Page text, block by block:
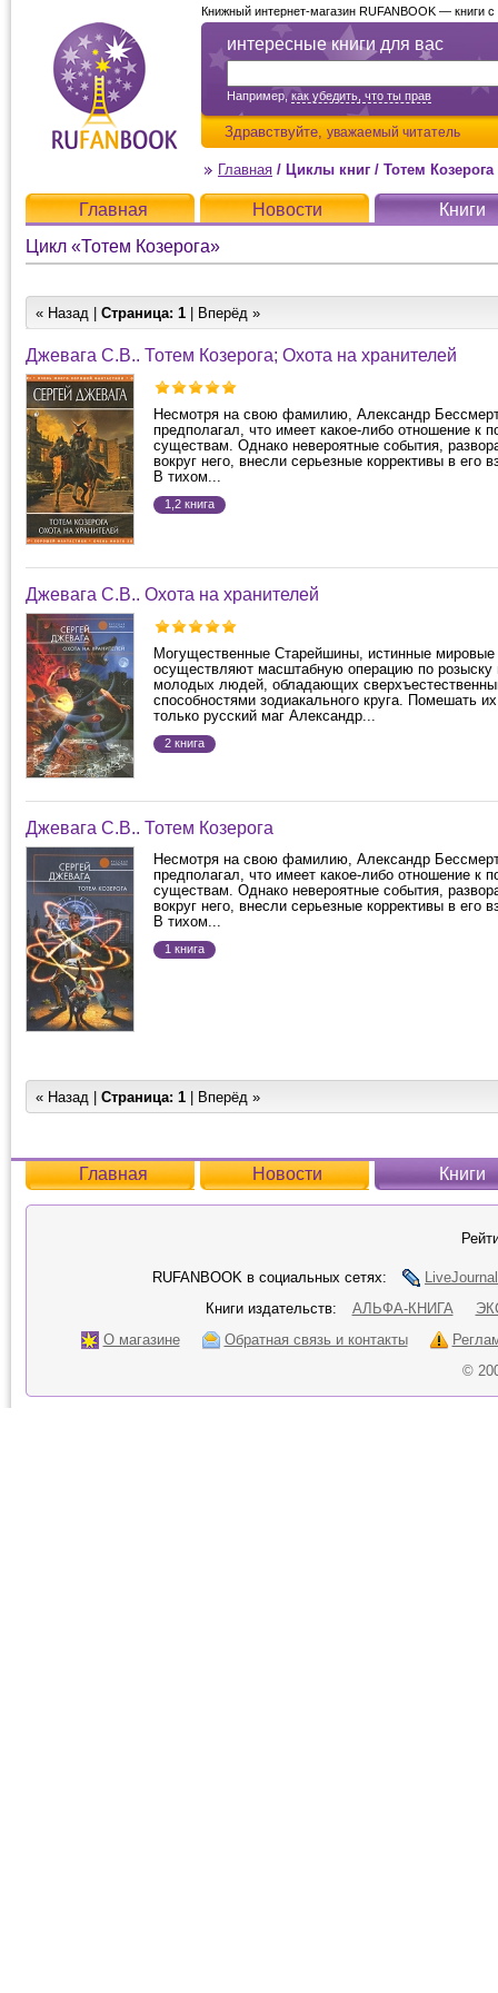
интересные книги для вас
Например,как убедить, что ты прав
Здравствуйте, уважаемый читатель
Книжный интернет-магазин RUFANBOOK — книги
Главная / Циклы книг / Тотем Козерога
Главная Новости
Книги
Цикл «Тотем Козерога»
« Назад | Страница: 1 | Вперёд »
Джевага С.В.. Тотем Козерога; Охота на хранителей
Несмотря на свою фамилию, Александр
предполагал, что имеет какое-либо отношение к
существам. Однако невероятные события,
вокруг него, внесли серьезные коррективы в его
В тихом...
1,2 книга
Джевага С.В.. Охота на хранителей
Могущественные Старейшины, истинные мировые
осуществляют масштабную операцию по розыску
молодых людей, обладающих
способностями зодиакального круга. Помешать
только русский маг Александр...
2 книга
Джевага С.В.. Тотем Козерога
Несмотря на свою фамилию, Александр
предполагал, что имеет какое-либо отношение к
существам. Однако невероятные события,
вокруг него, внесли серьезные коррективы в его
В тихом...
1 книга
« Назад | Страница: 1 | Вперёд »
Главная Новости Книги
RUFANBOOK в социальных сетях:
LiveJournal
Книги издательств:
АЛЬФА-КНИГА
О магазине
Обратная связь и контакты
©